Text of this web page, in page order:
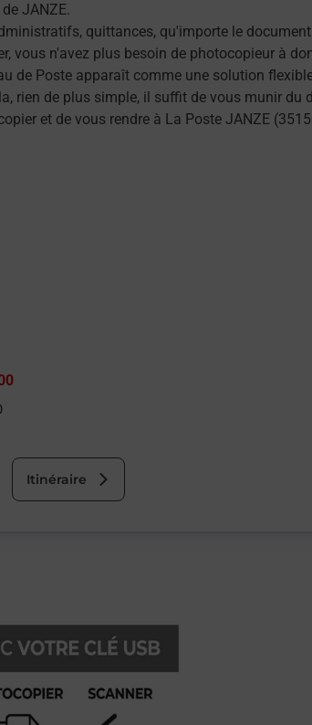
JANZE.
quittances, qu'importe le
vous n'avez plus besoin de photocopieur à
de Poste apparaît comme une solution
rien de plus simple, il suffit de vous munir du
et de vous rendre à La Poste JANZE
Itinéraire